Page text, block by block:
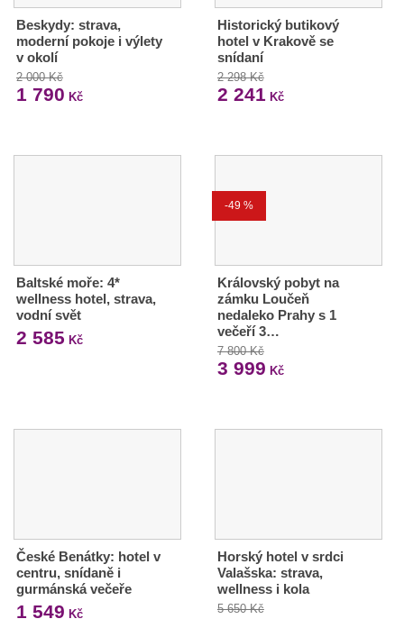
Beskydy: strava,
moderní pokoje i výlety
v okolí
2 000 Kč
1 790 Kč
Historický butikový
hotel v Krakově se
snídaní
2 298 Kč
2 241 Kč
Baltské moře: 4*
wellness hotel, strava,
vodní svět
2 585 Kč
-49 %
Královský pobyt na
zámku Loučeň
nedaleko Prahy s 1
večeří 3…
7 800 Kč
3 999 Kč
České Benátky: hotel v
centru, snídaně i
gurmánská večeře
1 549 Kč
Horský hotel v srdci
Valašska: strava,
wellness i kola
5 650 Kč